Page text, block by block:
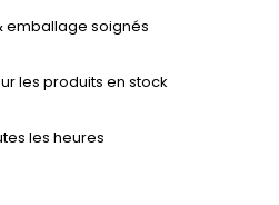
& emballage soignés
les produits en stock
les heures